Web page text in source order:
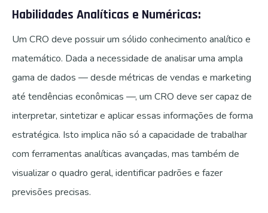
Habilidades Analíticas e Numéricas:
Um CRO deve possuir um sólido conhecimento analítico e
matemático. Dada a necessidade de analisar uma ampla
gama de dados — desde métricas de vendas e marketing
até tendências econômicas —, um CRO deve ser capaz de
interpretar, sintetizar e aplicar essas informações de forma
estratégica. Isto implica não só a capacidade de trabalhar
com ferramentas analíticas avançadas, mas também de
visualizar o quadro geral, identificar padrões e fazer
previsões precisas.